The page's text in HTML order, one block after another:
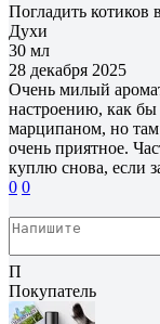
Погладить котиков
Духи
30 мл
28 декабря 2025
Очень милый
настроению, как
марципаном, но там
очень приятное.
куплю снова, если
0 0
П
Покупатель